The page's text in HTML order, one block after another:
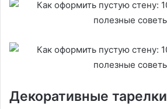
Декоративные тарелки